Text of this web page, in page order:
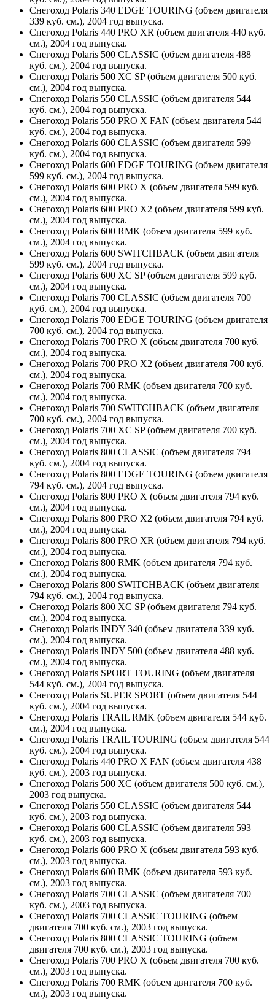
Снегоход Polaris 340 EDGE TOURING (объем двигателя
339 куб. см.), 2004 год выпуска.
Снегоход Polaris 440 PRO XR (объем двигателя 440 куб.
см.), 2004 год выпуска.
Снегоход Polaris 500 CLASSIC (объем двигателя 488
куб. см.), 2004 год выпуска.
Снегоход Polaris 500 XC SP (объем двигателя 500 куб.
см.), 2004 год выпуска.
Снегоход Polaris 550 CLASSIC (объем двигателя 544
куб. см.), 2004 год выпуска.
Снегоход Polaris 550 PRO X FAN (объем двигателя 544
куб. см.), 2004 год выпуска.
Снегоход Polaris 600 CLASSIC (объем двигателя 599
куб. см.), 2004 год выпуска.
Снегоход Polaris 600 EDGE TOURING (объем двигателя
599 куб. см.), 2004 год выпуска.
Снегоход Polaris 600 PRO X (объем двигателя 599 куб.
см.), 2004 год выпуска.
Снегоход Polaris 600 PRO X2 (объем двигателя 599 куб.
см.), 2004 год выпуска.
Снегоход Polaris 600 RMK (объем двигателя 599 куб.
см.), 2004 год выпуска.
Снегоход Polaris 600 SWITCHBACK (объем двигателя
599 куб. см.), 2004 год выпуска.
Снегоход Polaris 600 XC SP (объем двигателя 599 куб.
см.), 2004 год выпуска.
Снегоход Polaris 700 CLASSIC (объем двигателя 700
куб. см.), 2004 год выпуска.
Снегоход Polaris 700 EDGE TOURING (объем двигателя
700 куб. см.), 2004 год выпуска.
Снегоход Polaris 700 PRO X (объем двигателя 700 куб.
см.), 2004 год выпуска.
Снегоход Polaris 700 PRO X2 (объем двигателя 700 куб.
см.), 2004 год выпуска.
Снегоход Polaris 700 RMK (объем двигателя 700 куб.
см.), 2004 год выпуска.
Снегоход Polaris 700 SWITCHBACK (объем двигателя
700 куб. см.), 2004 год выпуска.
Снегоход Polaris 700 XC SP (объем двигателя 700 куб.
см.), 2004 год выпуска.
Снегоход Polaris 800 CLASSIC (объем двигателя 794
куб. см.), 2004 год выпуска.
Снегоход Polaris 800 EDGE TOURING (объем двигателя
794 куб. см.), 2004 год выпуска.
Снегоход Polaris 800 PRO X (объем двигателя 794 куб.
см.), 2004 год выпуска.
Снегоход Polaris 800 PRO X2 (объем двигателя 794 куб.
см.), 2004 год выпуска.
Снегоход Polaris 800 PRO XR (объем двигателя 794 куб.
см.), 2004 год выпуска.
Снегоход Polaris 800 RMK (объем двигателя 794 куб.
см.), 2004 год выпуска.
Снегоход Polaris 800 SWITCHBACK (объем двигателя
794 куб. см.), 2004 год выпуска.
Снегоход Polaris 800 XC SP (объем двигателя 794 куб.
см.), 2004 год выпуска.
Снегоход Polaris INDY 340 (объем двигателя 339 куб.
см.), 2004 год выпуска.
Снегоход Polaris INDY 500 (объем двигателя 488 куб.
см.), 2004 год выпуска.
Снегоход Polaris SPORT TOURING (объем двигателя
544 куб. см.), 2004 год выпуска.
Снегоход Polaris SUPER SPORT (объем двигателя 544
куб. см.), 2004 год выпуска.
Снегоход Polaris TRAIL RMK (объем двигателя 544 куб.
см.), 2004 год выпуска.
Снегоход Polaris TRAIL TOURING (объем двигателя 544
куб. см.), 2004 год выпуска.
Снегоход Polaris 440 PRO X FAN (объем двигателя 438
куб. см.), 2003 год выпуска.
Снегоход Polaris 500 XC (объем двигателя 500 куб. см.),
2003 год выпуска.
Снегоход Polaris 550 CLASSIC (объем двигателя 544
куб. см.), 2003 год выпуска.
Снегоход Polaris 600 CLASSIC (объем двигателя 593
куб. см.), 2003 год выпуска.
Снегоход Polaris 600 PRO X (объем двигателя 593 куб.
см.), 2003 год выпуска.
Снегоход Polaris 600 RMK (объем двигателя 593 куб.
см.), 2003 год выпуска.
Снегоход Polaris 700 CLASSIC (объем двигателя 700
куб. см.), 2003 год выпуска.
Снегоход Polaris 700 CLASSIC TOURING (объем
двигателя 700 куб. см.), 2003 год выпуска.
Снегоход Polaris 800 CLASSIC TOURING (объем
двигателя 700 куб. см.), 2003 год выпуска.
Снегоход Polaris 700 PRO X (объем двигателя 700 куб.
см.), 2003 год выпуска.
Снегоход Polaris 700 RMK (объем двигателя 700 куб.
см.), 2003 год выпуска.